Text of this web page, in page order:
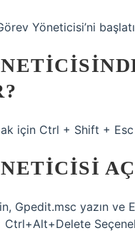
Yöneticisi’ni
için Ctrl + Shift + Esc
Gpedit.msc yazın ve
Ctrl+Alt+Delete